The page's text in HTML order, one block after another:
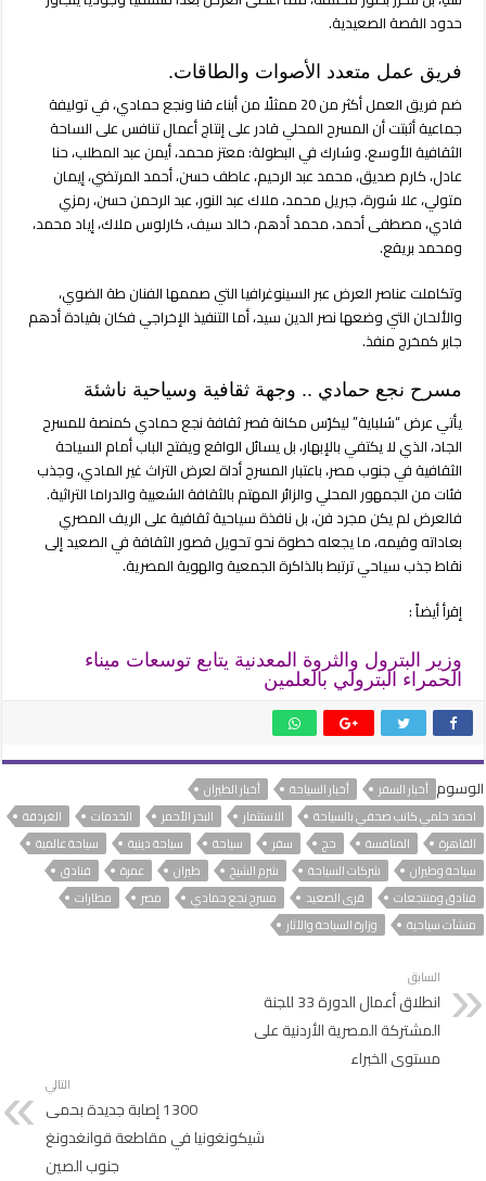
حدود القصة الصعيدية.
فريق عمل متعدد الأصوات والطاقات.
ضم فريق العمل أكثر من 20 ممثلًا من أبناء قنا ونجع حمادي، في توليفة
جماعية أثبتت أن المسرح المحلي قادر على إنتاج أعمال تنافس على الساحة
الثقافية الأوسع. وشارك في البطولة: معتز محمد، أيمن عبد المطلب، حنا
عادل، كارم صديق، محمد عبد الرحيم، عاطف حسن، أحمد المرتضي، إيمان
متولي، علا شورة، جبريل محمد، ملاك عبد النور، عبد الرحمن حسن، رمزي
فادي، مصطفى أحمد، محمد أدهم، خالد سيف، كارلوس ملاك، إياد محمد،
ومحمد بريقع.
وتكاملت عناصر العرض عبر السينوغرافيا التي صممها الفنان طة الضوي،
والألحان التي وضعها نصر الدين سيد، أما التنفيذ الإخراجي فكان بقيادة أدهم
جابر كمخرج منفذ.
مسرح نجع حمادي .. وجهة ثقافية وسياحية ناشئة
يأتي عرض “شلباية” ليكرّس مكانة قصر ثقافة نجع حمادي كمنصة للمسرح
الجاد، الذي لا يكتفي بالإبهار، بل يسائل الواقع ويفتح الباب أمام السياحة
الثقافية في جنوب مصر، باعتبار المسرح أداة لعرض التراث غير المادي، وجذب
فئات من الجمهور المحلي والزائر المهتم بالثقافة الشعبية والدراما التراثية.
فالعرض لم يكن مجرد فن، بل نافذة سياحية ثقافية على الريف المصري
بعاداته وقيمه، ما يجعله خطوة نحو تحويل قصور الثقافة في الصعيد إلى
نقاط جذب سياحي ترتبط بالذاكرة الجمعية والهوية المصرية.
إقرأ أيضاً :
وزير البترول والثروة المعدنية يتابع توسعات ميناء
الحمراء البترولي بالعلمين
الوسوم أخبار السفر أخبار السياحة
أخبار الطيران
احمد حلمي كاتب صحفي بالسياحة
الاستثمار البحر الأحمر الخدمات
الغردقة
القاهرة
المنافسة حج سفر سياحة سياحة دينية
سياحة عالمية
سياحة وطيران
شركات السياحة شرم الشيخ طيران عمرة
فنادق
فنادق ومنتجعات
قرى الصعيد مسرح نجع حمادي مصر
مطارات
منشآت سياحية
وزارة السياحة والآثار
السابق
انطلاق أعمال الدورة 33 للجنة
المشتركة المصرية الأردنية على
مستوى الخبراء
التالي
1300 إصابة جديدة بحمى
شيكونغونيا في مقاطعة قوانغدونغ
جنوب الصين